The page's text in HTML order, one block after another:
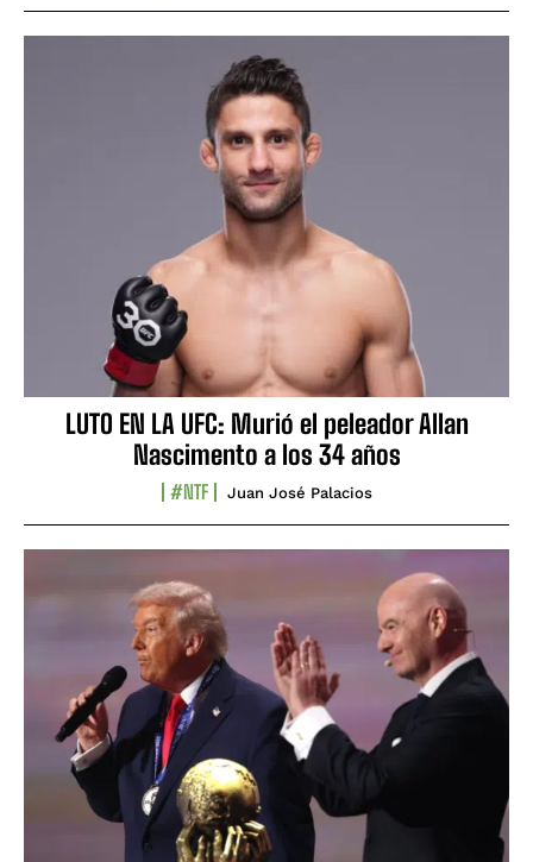
LUTO EN LA UFC: Murió el peleador Allan
Nascimento a los 34 años
#NTF Juan José Palacios